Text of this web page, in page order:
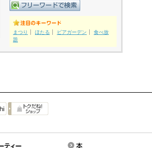
まつり ほたる ビアガーデン
食べ放
題